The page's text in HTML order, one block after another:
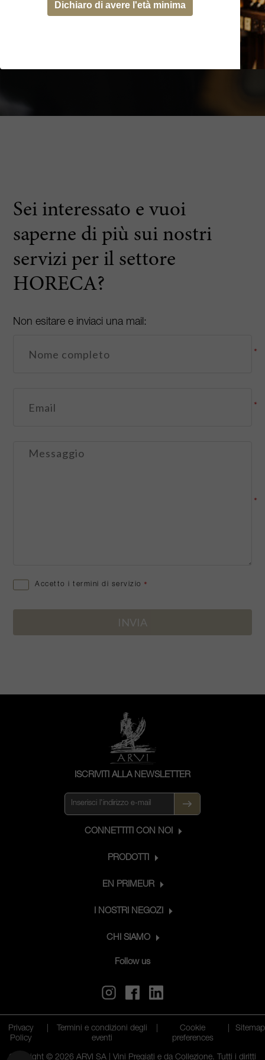
Sei interessato e vuoi
saperne di più sui nostri
servizi per il settore
HORECA?
Non esitare e inviaci una mail:
*
*
*
Accetto i termini di servizio *
ISCRIVITI ALLA NEWSLETTER
CONNETTITI CON NOI
PRODOTTI
EN PRIMEUR
I NOSTRI NEGOZI
CHI SIAMO
Follow us
Privacy
Policy
Termini e condizioni degli
eventi
Cookie
preferences
Sitemap
Copyright © 2026 ARVI SA | Vini Pregiati e da Collezione. Tutti i diritti
Dichiaro di avere l'età minima